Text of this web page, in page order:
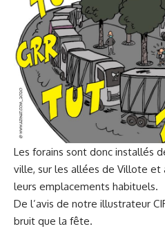
Les forains sont donc installés
ville, sur les allées de Villote et
leurs emplacements habituels.
De l’avis de notre illustrateur
bruit que la fête.